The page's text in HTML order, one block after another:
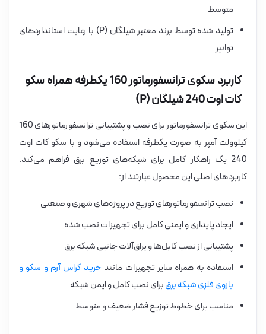
متوسط
تولید شده توسط برند معتبر شیلگان (P) با رعایت استانداردهای
توانیر
کاربرد سکوی ترانسفورماتور 160 یکطرفه همراه سکو
کات اوت 240 شیلگان (P)
این سکوی ترانسفورماتور برای نصب و پشتیبانی ترانسفورماتورهای 160
کیلوولت آمپر به صورت یکطرفه استفاده می‌شود و با سکو کات اوت
240 یک راهکار کامل برای شبکه‌های توزیع برق فراهم می‌کند.
کاربردهای اصلی این محصول عبارتند از:
نصب ترانسفورماتورهای توزیع در پروژه‌های شهری و صنعتی
ایجاد پایداری و ایمنی کامل برای تجهیزات نصب شده
پشتیبانی از نصب کابل‌ها و یراق‌آلات جانبی شبکه برق
استفاده به همراه سایر تجهیزات مانندخرید کراس آرم و سکو و
بازوی فلزی شبکه برقبرای نصب کامل و ایمن شبکه
مناسب برای خطوط توزیع فشار ضعیف و متوسط